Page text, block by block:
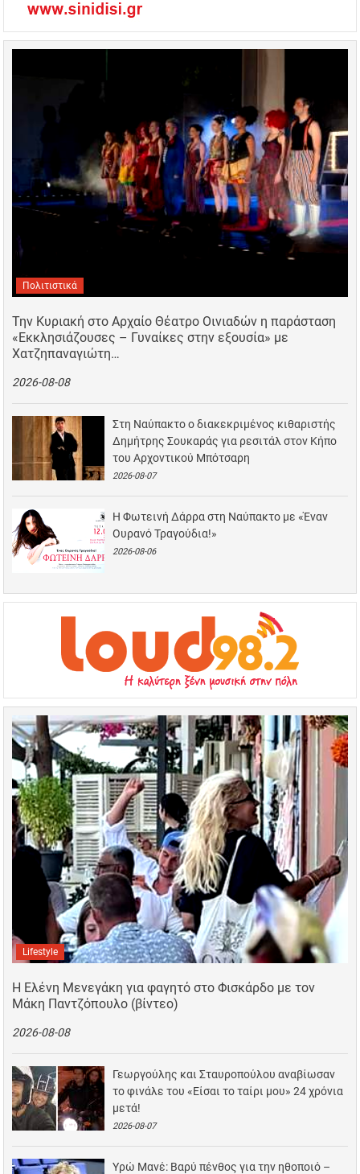
Πολιτιστικά
Την Κυριακή στο Αρχαίο Θέατρο Οινιαδών η παράσταση
«Εκκλησιάζουσες – Γυναίκες στην εξουσία» με
Χατζηπαναγιώτη…
2026-08-08
Στη Ναύπακτο ο διακεκριμένος κιθαριστής
Δημήτρης Σουκαράς για ρεσιτάλ στον Κήπο
του Αρχοντικού Μπότσαρη
2026-08-07
Η Φωτεινή Δάρρα στη Ναύπακτο με «Έναν
Ουρανό Τραγούδια!»
2026-08-06
Lifestyle
Η Ελένη Μενεγάκη για φαγητό στο Φισκάρδο με τον
Μάκη Παντζόπουλο (βίντεο)
2026-08-08
Γεωργούλης και Σταυροπούλου αναβίωσαν
το φινάλε του «Είσαι το ταίρι μου» 24 χρόνια
μετά!
2026-08-07
Υρώ Μανέ: Βαρύ πένθος για την ηθοποιό –